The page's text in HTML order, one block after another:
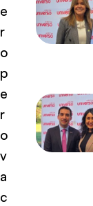
e
r
o
p
e
r
o
v
a
c